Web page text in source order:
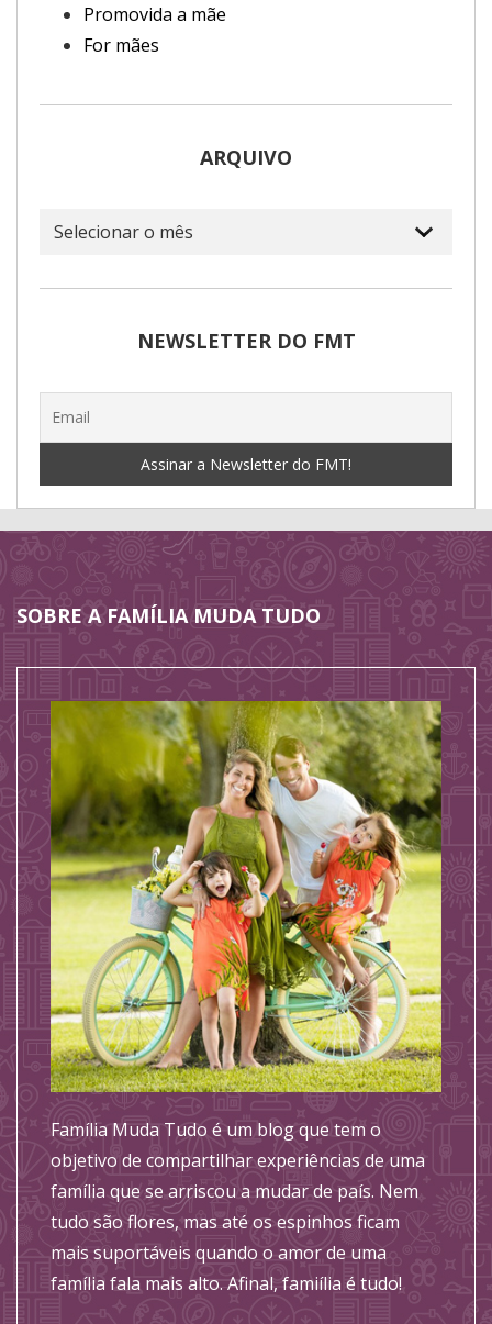
Promovida a mãe
For mães
ARQUIVO
Arquivo
NEWSLETTER DO FMT
SOBRE A FAMÍLIA MUDA TUDO
Família Muda Tudo é um blog que tem o
objetivo de compartilhar experiências de uma
família que se arriscou a mudar de país. Nem
tudo são flores, mas até os espinhos ficam
mais suportáveis quando o amor de uma
família fala mais alto. Afinal, famiília é tudo!